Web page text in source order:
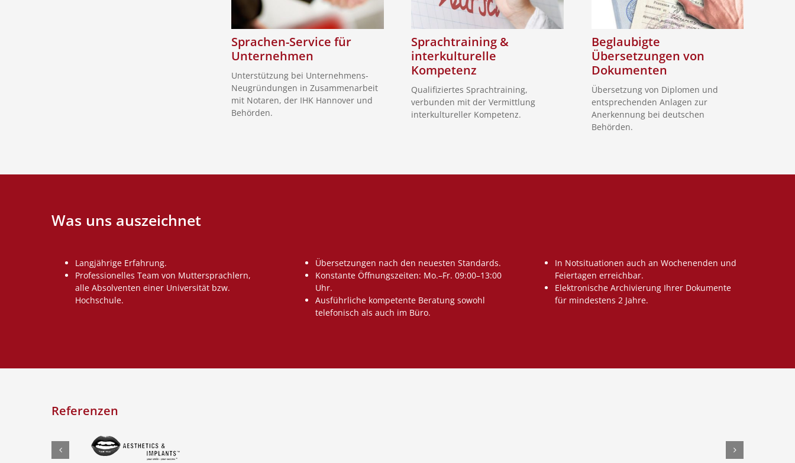
Sprachen-Service für
Unternehmen
Unterstützung bei Unternehmens-
Neugründungen in Zusammenarbeit
mit Notaren, der IHK Hannover und
Behörden.
Sprachtraining &
interkulturelle
Kompetenz
Qualifiziertes Sprachtraining,
verbunden mit der Vermittlung
interkultureller Kompetenz.
Beglaubigte
Übersetzungen von
Dokumenten
Übersetzung von Diplomen und
entsprechenden Anlagen zur
Anerkennung bei deutschen
Behörden.
Was uns auszeichnet
Langjährige Erfahrung.
Professionelles Team von Muttersprachlern,
alle Absolventen einer Universität bzw.
Hochschule.
Übersetzungen nach den neuesten Standards.
Konstante Öffnungszeiten: Mo.–Fr. 09:00–13:00
Uhr.
Ausführliche kompetente Beratung sowohl
telefonisch als auch im Büro.
In Notsituationen auch an Wochenenden und
Feiertagen erreichbar.
Elektronische Archivierung Ihrer Dokumente
für mindestens 2 Jahre.
Referenzen